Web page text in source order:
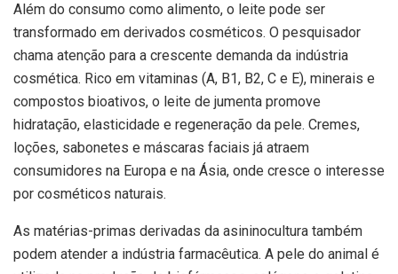
Além do consumo como alimento, o leite pode ser
transformado em derivados cosméticos. O pesquisador
chama atenção para a crescente demanda da indústria
cosmética. Rico em vitaminas (A, B1, B2, C e E), minerais e
compostos bioativos, o leite de jumenta promove
hidratação, elasticidade e regeneração da pele. Cremes,
loções, sabonetes e máscaras faciais já atraem
consumidores na Europa e na Ásia, onde cresce o interesse
por cosméticos naturais.
As matérias-primas derivadas da asininocultura também
podem atender a indústria farmacêutica. A pele do animal é